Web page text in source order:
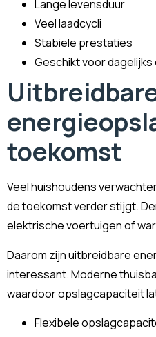
Lange levensduur
Veel laadcycli
Stabiele prestaties
Geschikt voor
toekomst
Veel huishoudens
de toekomst verder stijgt.
elektrische voertuigen of
Daarom zijn uitbreidbare
interessant. Moderne
waardoor opslagcapaciteit
Flexibele